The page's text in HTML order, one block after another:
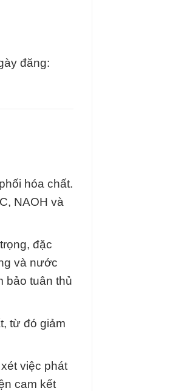
đăng:
hóa chất.
NAOH và
đặc
và nước
bảo tuân thủ
từ đó giảm
việc phát
cam kết